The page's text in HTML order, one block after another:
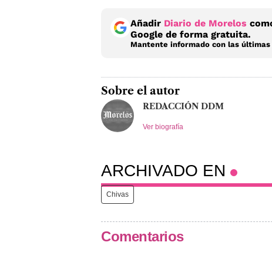
Añadir Diario de Morelos
Google de forma gratuita.
Mantente informado con las
Sobre el autor
REDACCIÓN DDM
Ver biografía
ARCHIVADO EN
Chivas
Comentarios